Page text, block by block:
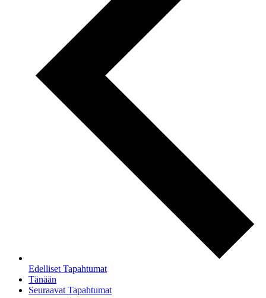
Edelliset Tapahtumat
Tänään
Seuraavat Tapahtumat